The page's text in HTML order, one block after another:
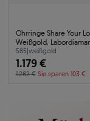
Ohrringe Share Your
Weißgold,
585|weißgold
1.179 €
1.282 € Sie sparen 103 €